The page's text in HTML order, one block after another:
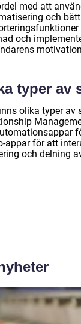
med att
och
och
typer av
olika typer av
appar för att
och delning